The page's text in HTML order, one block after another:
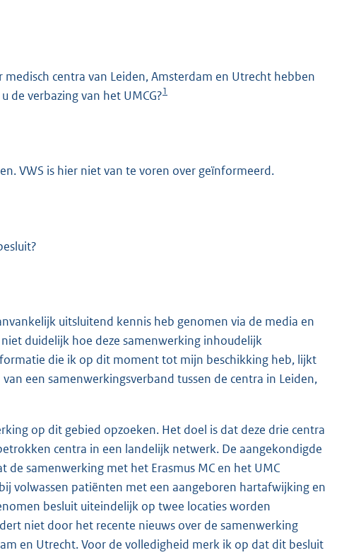
t
e
K
centra van Leiden, Amsterdam en Utrecht hebben
de verbazing van het UMCG?1
VWS is hier niet van te voren over geïnformeerd.
uitsluitend kennis heb genomen via de media en
duidelijk hoe deze samenwerking inhoudelijk
die ik op dit moment tot mijn beschikking heb, lijkt
een samenwerkingsverband tussen de centra in Leiden,
op dit gebied opzoeken. Het doel is dat deze drie centra
centra in een landelijk netwerk. De aangekondigde
samenwerking met het Erasmus MC en het UMC
volwassen patiënten met een aangeboren hartafwijking en
besluit uiteindelijk op twee locaties worden
niet door het recente nieuws over de samenwerking
en Utrecht. Voor de volledigheid merk ik op dat dit besluit